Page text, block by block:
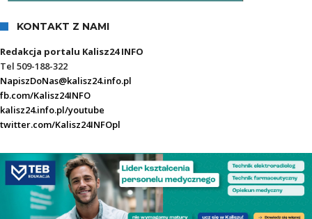
KONTAKT Z NAMI
Redakcja portalu Kalisz24 INFO
Tel 509-188-322
NapiszDoNas@kalisz24.info.pl
fb.com/Kalisz24INFO
kalisz24.info.pl/youtube
twitter.com/Kalisz24INFOpl